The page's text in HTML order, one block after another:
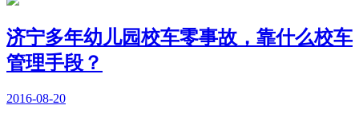
济宁多年幼儿园校车零事故，靠什么校车
管理手段？
2016-08-20